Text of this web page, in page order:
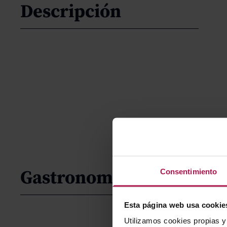
Consentimiento
Esta página web usa
Utilizamos cookies propias
Descripción
Gastronomía